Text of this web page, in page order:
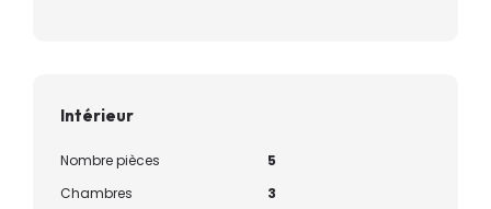
Intérieur
Nombre pièces
5
Chambres
3